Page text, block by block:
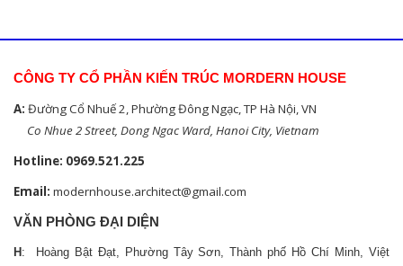
CÔNG TY CỔ PHẦN KIẾN TRÚC MORDERN HOUSE
A: Đường Cổ Nhuế 2, Phường Đông Ngạc, TP Hà Nội, VN
Co Nhue 2 Street, Dong Ngac Ward, Hanoi City, Vietnam
Hotline: 0969.521.225
Email: modernhouse.architect@gmail.com
VĂN PHÒNG ĐẠI DIỆN
H : Hoàng Bật Đạt, Phường Tây Sơn, Thành phố Hồ Chí Minh, Việt